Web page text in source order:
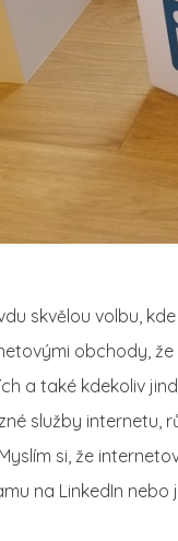
skvělou volbu,
obchody,
a také kdekoliv
služby internetu,
si, že
na LinkedIn nebo